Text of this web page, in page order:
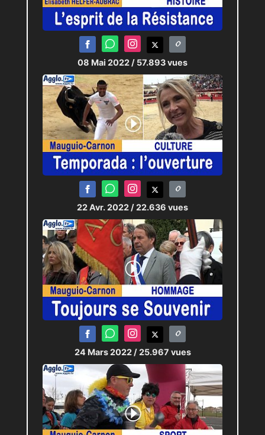
08 Mai 2022 / 57.893 vues
22 Avr. 2022 / 22.636 vues
24 Mars 2022 / 25.967 vues